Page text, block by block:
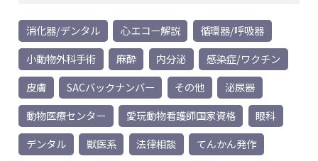
消化器/デンタル 心エコー解説
循環器/呼吸器
小動物外科手術
麻酔 内分泌
感染症/ワクチン
皮膚
SACバックナンバー その他
泌尿器
動物医療センター
愛玩動物看護師国家資格
眼科
デンタル
獣医系 法律相談
てんかん発作